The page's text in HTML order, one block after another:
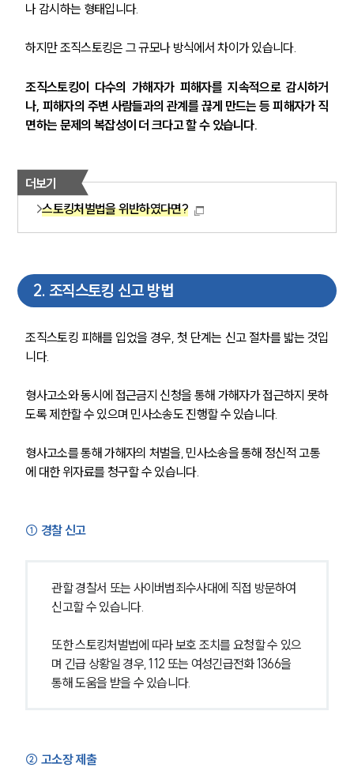
나 감시하는 형태입니다.
하지만 조직스토킹은 그 규모나 방식에서 차이가 있습니다.
조직스토킹이 다수의 가해자가 피해자를 지속적으로 감시하거
나, 피해자의 주변 사람들과의 관계를 끊게 만드는 등 피해자가 직
면하는 문제의 복잡성이 더 크다고 할 수 있습니다.
더보기
스토킹처벌법을 위반하였다면?
2. 조직스토킹 신고 방법
조직스토킹 피해를 입었을 경우, 첫 단계는 신고 절차를 밟는 것입
니다.
형사고소와 동시에 접근금지 신청을 통해 가해자가 접근하지 못하
도록 제한할 수 있으며 민사소송도 진행할 수 있습니다.
형사고소를 통해 가해자의 처벌을, 민사소송을 통해 정신적 고통
에 대한 위자료를 청구할 수 있습니다.
① 경찰 신고
관할 경찰서 또는 사이버범죄수사대에 직접 방문하여
신고할 수 있습니다.
또한 스토킹처벌법에 따라 보호 조치를 요청할 수 있으
며 긴급 상황일 경우, 112 또는 여성긴급전화 1366을
통해 도움을 받을 수 있습니다.
② 고소장 제출